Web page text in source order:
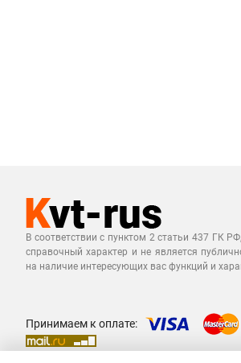
В соответствии с пунктом 2 статьи 437 ГК
справочный характер и не является
на наличие интересующих вас функций и
Принимаем к оплате: